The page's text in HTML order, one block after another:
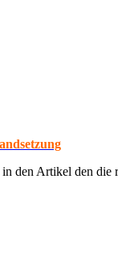
den Artikel den die